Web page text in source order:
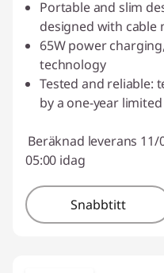
Portable and slim
designed with cable
65W power
technology
Tested and reliable:
by a one-year
Beräknad leverans
05:00 idag
Snabbtitt